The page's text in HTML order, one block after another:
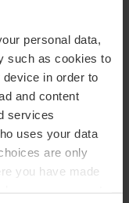
personal data,
such as cookies to
in order to
and content
services
uses your data
are only
you have made
het duurt
met uw